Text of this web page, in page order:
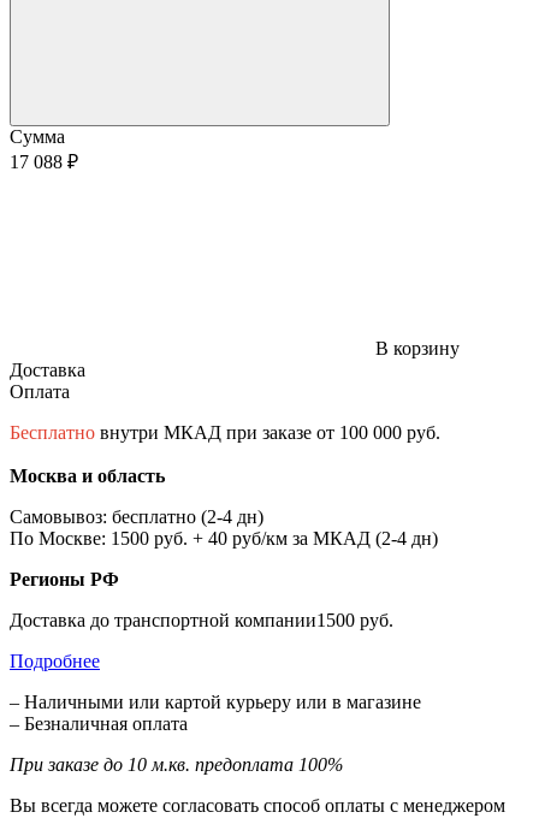
Сумма
17 088 ₽
В корзину
Доставка
Оплата
Бесплатно внутри МКАД при заказе от 100 000 руб.
Москва и область
Самовывоз: бесплатно (2-4 дн)
По Москве: 1500 руб. + 40 руб/км за МКАД (2-4 дн)
Регионы РФ
Доставка до транспортной компании1500 руб.
Подробнее
– Наличными или картой курьеру или в магазине
– Безналичная оплата
При заказе до 10 м.кв. предоплата 100%
Вы всегда можете согласовать способ оплаты с менеджером